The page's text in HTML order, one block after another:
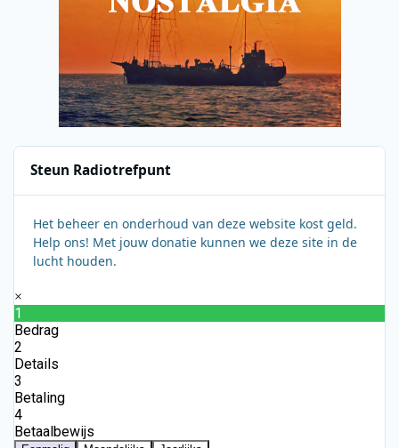
Steun Radiotrefpunt
Het beheer en onderhoud van deze website kost geld.
Help ons! Met jouw donatie kunnen we deze site in de
lucht houden.